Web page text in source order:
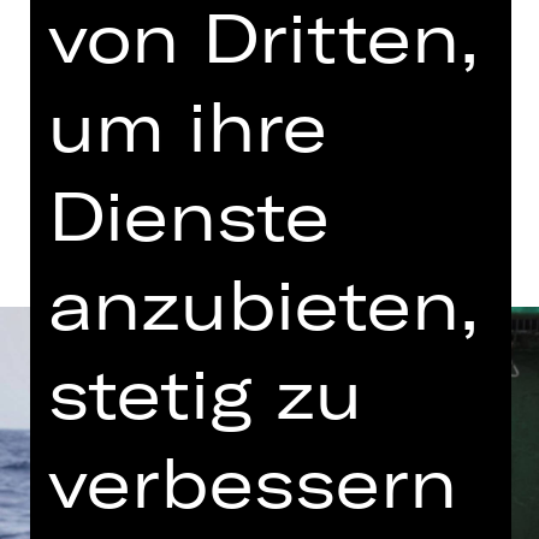
YALLA YALLA
von Dritten,
um ihre
Dienste
anzubieten,
stetig zu
verbessern